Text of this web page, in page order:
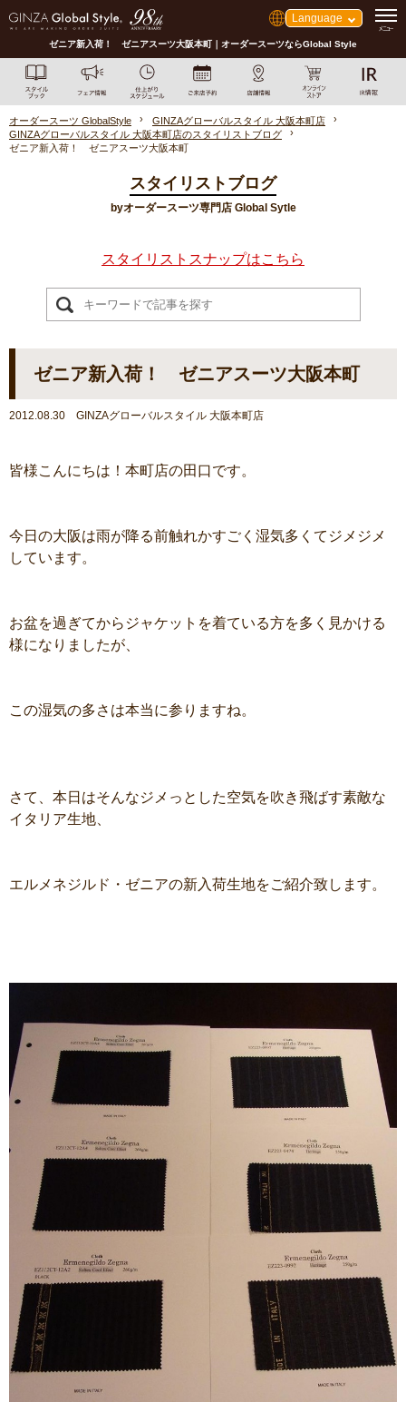
Language
ゼニア新入荷！ ゼニアスーツ大阪本町｜オーダースーツならGlobal Style
オーダースーツ GlobalStyle
GINZAグローバルスタイル 大阪本町店
GINZAグローバルスタイル 大阪本町店のスタイリストブログ
ゼニア新入荷！ ゼニアスーツ大阪本町
スタイリストブログ
byオーダースーツ専門店 Global Sytle
スタイリストスナップはこちら
ゼニア新入荷！ ゼニアスーツ大阪本町
2012.08.30 GINZAグローバルスタイル 大阪本町店
皆様こんにちは！本町店の田口です。
今日の大阪は雨が降る前触れかすごく湿気多くてジメジメ
しています。
お盆を過ぎてからジャケットを着ている方を多く見かける
様になりましたが、
この湿気の多さは本当に参りますね。
さて、本日はそんなジメっとした空気を吹き飛ばす素敵な
イタリア生地、
エルメネジルド・ゼニアの新入荷生地をご紹介致します。